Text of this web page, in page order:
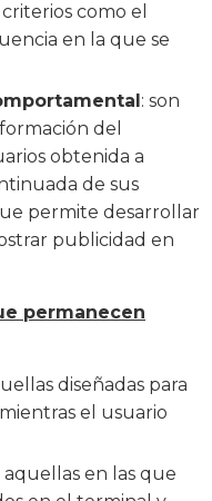
como el
en la que se
: son
del
obtenida a
de sus
permite desarrollar
publicidad en
permanecen
diseñadas para
el usuario
aquellas en las que